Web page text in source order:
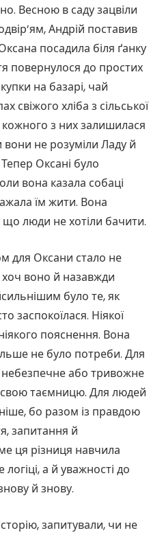
Весною в саду зацвіли
Андрій поставив
посадила біля ґанку
повернулося до простих
на базарі, чай
свіжого хліба з сільської
кожного з них залишилася
вони не розуміли Ладу й
Оксані було
вона казала собаці
їм жити. Вона
що люди не хотіли бачити.
для Оксани стало не
хоч воно й назавжди
було те, як
заспокоїлася. Ніякої
пояснення. Вона
не було потреби. Для
або тривожне
свою таємницю. Для людей
бо разом із правдою
запитання й
ця різниця навчила
а й уважності до
й знову.
запитували, чи не